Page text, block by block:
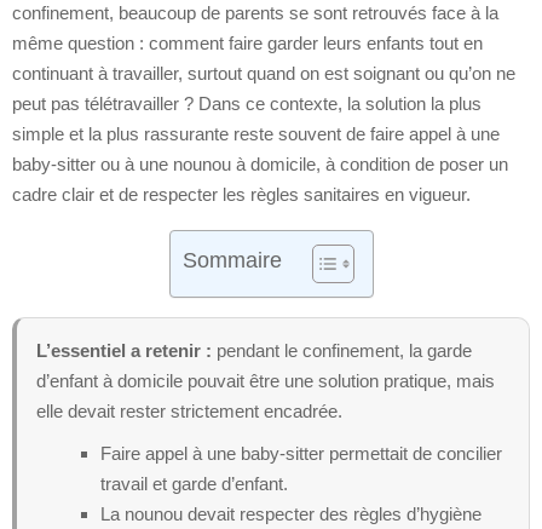
confinement, beaucoup de parents se sont retrouvés face à la
même question : comment faire garder leurs enfants tout en
continuant à travailler, surtout quand on est soignant ou qu’on ne
peut pas télétravailler ? Dans ce contexte, la solution la plus
simple et la plus rassurante reste souvent de faire appel à une
baby-sitter ou à une nounou à domicile, à condition de poser un
cadre clair et de respecter les règles sanitaires en vigueur.
Sommaire
L’essentiel a retenir : pendant le confinement, la garde
d’enfant à domicile pouvait être une solution pratique, mais
elle devait rester strictement encadrée.
Faire appel à une baby-sitter permettait de concilier
travail et garde d’enfant.
La nounou devait respecter des règles d’hygiène